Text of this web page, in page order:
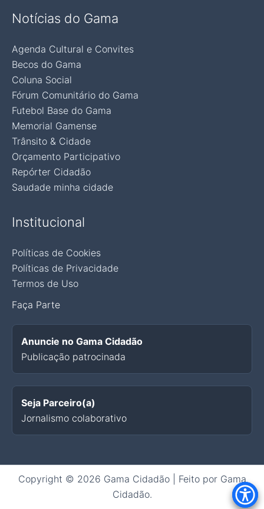
Notícias do Gama
Agenda Cultural e Convites
Becos do Gama
Coluna Social
Fórum Comunitário do Gama
Futebol Base do Gama
Memorial Gamense
Trânsito & Cidade
Orçamento Participativo
Repórter Cidadão
Saudade minha cidade
Institucional
Políticas de Cookies
Políticas de Privacidade
Termos de Uso
Faça Parte
Anuncie no Gama Cidadão
Publicação patrocinada
Seja Parceiro(a)
Jornalismo colaborativo
Copyright © 2026 Gama Cidadão | Feito por Gama
Cidadão.